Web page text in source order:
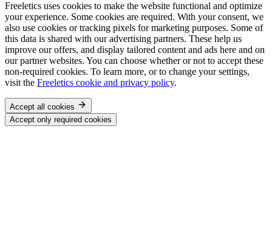
Freeletics uses cookies to make the website functional and optimize
your experience. Some cookies are required. With your consent, we
also use cookies or tracking pixels for marketing purposes. Some of
this data is shared with our advertising partners. These help us
improve our offers, and display tailored content and ads here and on
our partner websites. You can choose whether or not to accept these
non-required cookies. To learn more, or to change your settings,
visit the Freeletics cookie and privacy policy.
Accept all cookies
Accept only required cookies